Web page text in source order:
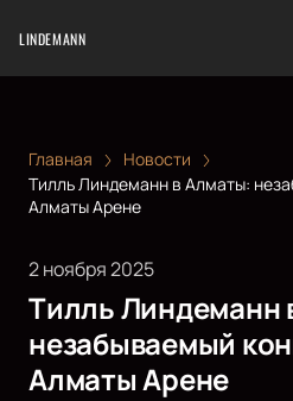
LINDEMANN
Главная
Новости
Тилль Линдеманн в Алматы:
Алматы Арене
2 ноября 2025
Тилль Линдеманн
незабываемый
Алматы Арене